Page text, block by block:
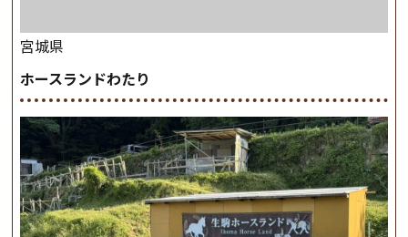
宮城県
ホースランドわたり